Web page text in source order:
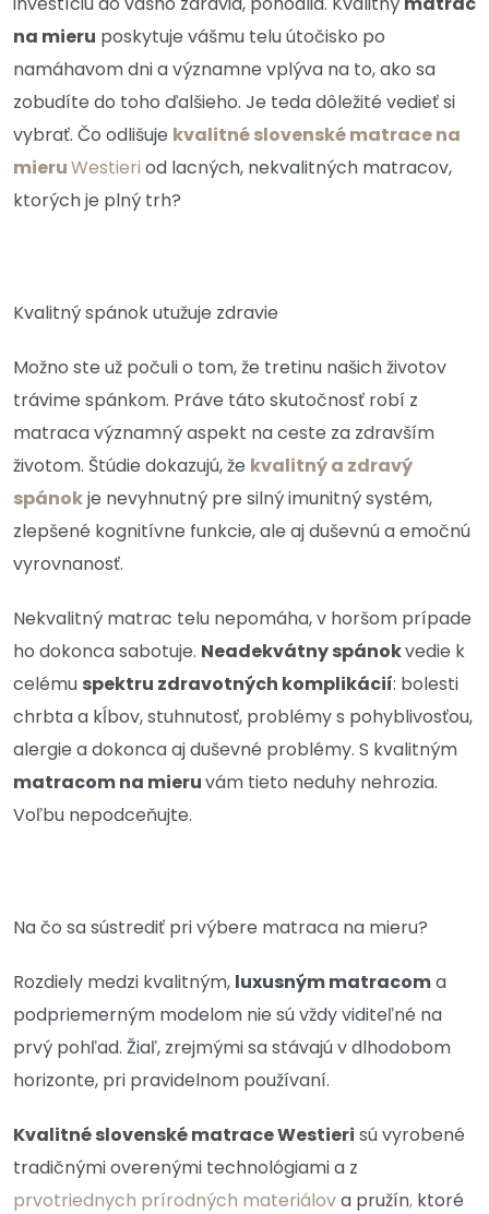
na mieru poskytuje vášmu telu útočisko po
namáhavom dni a významne vplýva na to, ako sa
zobudíte do toho ďalšieho. Je teda dôležité vedieť si
vybrať. Čo odlišuje kvalitné slovenské matrace na
mieruWestieri od lacných, nekvalitných matracov,
ktorých je plný trh?
Kvalitný spánok utužuje zdravie
Možno ste už počuli o tom, že tretinu našich životov
trávime spánkom. Práve táto skutočnosť robí z
matraca významný aspekt na ceste za zdravším
životom. Štúdie dokazujú, že kvalitný a zdravý
spánokje nevyhnutný pre silný imunitný systém,
zlepšené kognitívne funkcie, ale aj duševnú a emočnú
vyrovnanosť.
Nekvalitný matrac telu nepomáha, v horšom prípade
ho dokonca sabotuje. Neadekvátny spánokvedie k
celému spektru zdravotných komplikácií: bolesti
chrbta a kĺbov, stuhnutosť, problémy s pohyblivosťou,
alergie a dokonca aj duševné problémy. S kvalitným
matracom na mieruvám tieto neduhy nehrozia.
Voľbu nepodceňujte.
Na čo sa sústrediť pri výbere matraca na mieru?
Rozdiely medzi kvalitným, luxusným matracoma
podpriemerným modelom nie sú vždy viditeľné na
prvý pohľad. Žiaľ, zrejmými sa stávajú v dlhodobom
horizonte, pri pravidelnom používaní.
Kvalitné slovenské matrace Westieri sú vyrobené
tradičnými overenými technológiami a z
prvotriednych prírodných materiálova pružín, ktoré